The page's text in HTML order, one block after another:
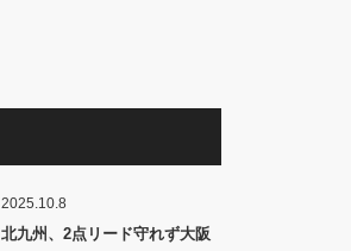
2025.10.8
北九州、2点リード守れず大阪